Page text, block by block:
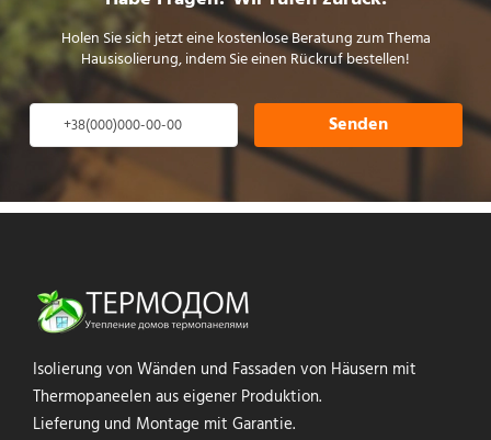
Holen Sie sich jetzt eine kostenlose Beratung zum Thema
Hausisolierung, indem Sie einen Rückruf bestellen!
Senden
Isolierung von Wänden und Fassaden von Häusern mit
Thermopaneelen aus eigener Produktion.
Lieferung und Montage mit Garantie.